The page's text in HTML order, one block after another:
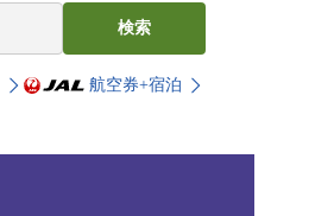
検索
航空券+宿泊